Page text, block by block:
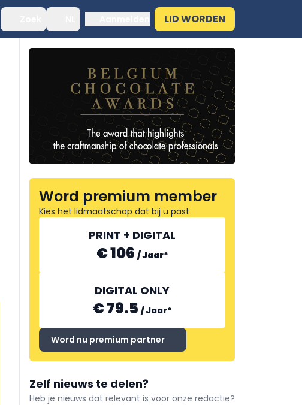
LID WORDEN
Word premium member
Kies het lidmaatschap dat bij u past
PRINT + DIGITAL
€ 106 /Jaar*
DIGITAL ONLY
€ 79.5 /Jaar*
Word nu premium partner
Zelf nieuws te delen?
Heb je nieuws dat relevant is voor onze redactie?